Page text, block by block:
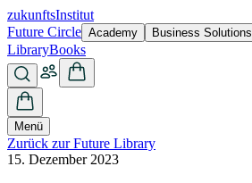
zukunftsInstitut
Future Circle Academy Business Solutions
LibraryBooks
Menü
Zurück zur Future Library
15. Dezember 2023